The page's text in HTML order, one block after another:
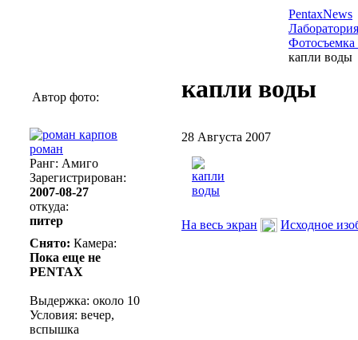
PentaxNews
Лаборатория
капли воды
Автор фото: капли воды
роман
Ранг: Амиго
Зарегистрирован:
2007-08-27
откуда:
питер
Снято: Камера:
Пока еще не
PENTAX
Выдержка: около 10
Условия: вечер,
вспышка
28 Августа 2007
На весь экран Исходное